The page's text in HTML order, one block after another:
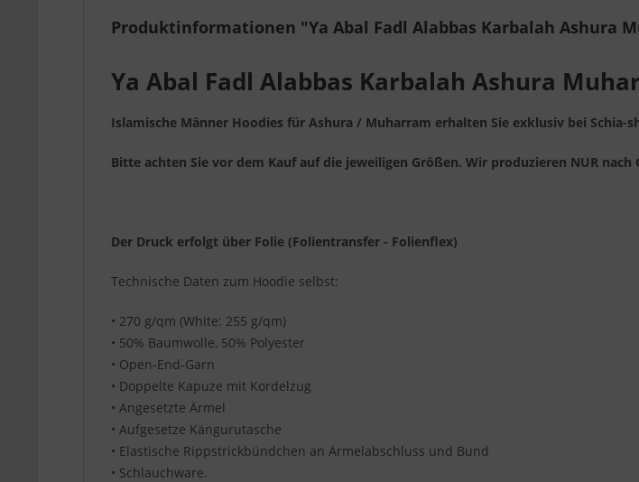
Produktinformationen "Ya Abal Fadl Alabbas Karbalah Ashura
Ya Abal Fadl Alabbas Karbalah Ashura
Islamische Männer Hoodies für Ashura / Muharram erhalten Sie exklusiv bei Schia-
Bitte achten Sie vor dem Kauf auf die jeweiligen Größen. Wir produzieren NUR nach
Der Druck erfolgt über Folie (Folientransfer - Folienflex)
Technische Daten zum Hoodie selbst:
• 270 g/qm (White: 255 g/qm)
• 50% Baumwolle, 50% Polyester
• Open-End-Garn
• Doppelte Kapuze mit Kordelzug
• Angesetzte Ärmel
• Aufgesetze Kängurutasche
• Elastische Rippstrickbündchen an Ärmelabschluss und Bund
• Schlauchware.